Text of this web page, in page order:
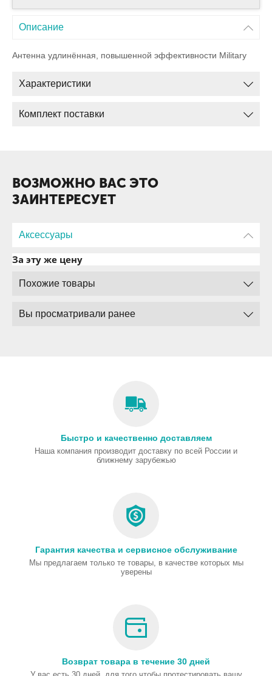
Описание
Антенна удлинённая, повышенной эффективности Military
Характеристики
Комплект поставки
ВОЗМОЖНО ВАС ЭТО
ЗАИНТЕРЕСУЕТ
Аксессуары
За эту же цену
Похожие товары
Вы просматривали ранее
Быстро и качественно доставляем
Наша компания производит доставку по всей России и
ближнему зарубежью
Гарантия качества и сервисное обслуживание
Мы предлагаем только те товары, в качестве которых мы
уверены
Возврат товара в течение 30 дней